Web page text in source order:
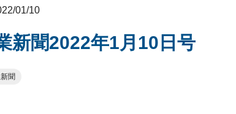
01/10
新聞2022年1月10日号
聞